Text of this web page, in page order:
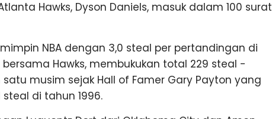
Hawks, Dyson Daniels, masuk dalam 100 surat
NBA dengan 3,0 steal per pertandingan di
Hawks, membukukan total 229 steal -
musim sejak Hall of Famer Gary Payton yang
di tahun 1996.